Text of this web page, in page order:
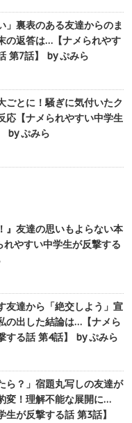
」裏表のある友達からのま
の返答は…【ナメられやす
第7話】 by ぷみら
ごとに！騒ぎに気付いたク
応【ナメられやすい中学生
by ぷみら
』友達の思いもよらない本
やすい中学生が反撃する
友達から「絶交しよう」宣
の出した結論は…【ナメら
する話 第4話】 by ぷみら
ら？」宿題丸写しの友達が
変！理解不能な展開に…
生が反撃する話 第3話】